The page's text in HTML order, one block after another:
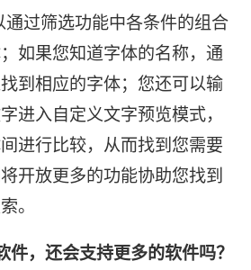
通过筛选功能中各条件的组合
如果您知道字体的名称，通
到相应的字体；您还可以输
进入自定义文字预览模式，
进行比较，从而找到您需要
开放更多的功能协助您找到
。
，还会支持更多的软件吗？